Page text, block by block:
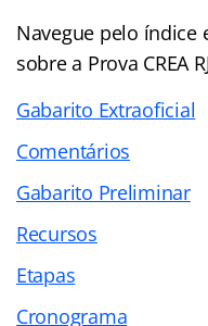
Navegue pelo índice
sobre a Prova CREA
Gabarito Extraoficial
Comentários
Gabarito Preliminar
Recursos
Etapas
Cronograma